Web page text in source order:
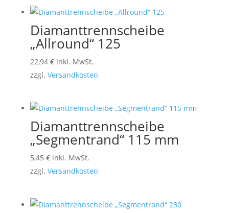
Diamanttrennscheibe
„Allround“ 125
22,94 € inkl. MwSt.
zzgl. Versandkosten
Diamanttrennscheibe
„Segmentrand“ 115 mm
5,45 € inkl. MwSt.
zzgl. Versandkosten